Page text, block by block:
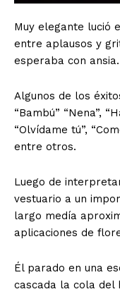
Muy elegante lució
entre aplausos y
esperaba con ansia.
Algunos de los
“Bambú” “Nena”,
“Olvídame tú”,
entre otros.
Luego de
vestuario a un
largo medía
aplicaciones de
Él parado en una
cascada la cola del